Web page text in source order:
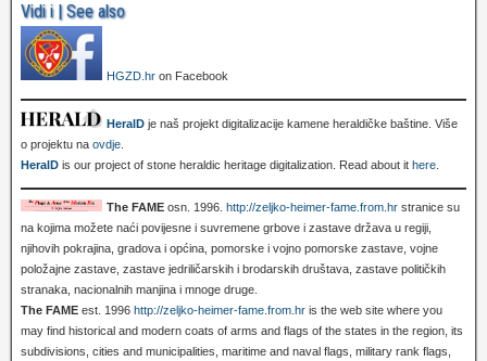
Vidi i | See also
HGZD.hr on Facebook
HeralD je naš projekt digitalizacije kamene heraldičke baštine. Više
o projektu na ovdje
HeralD is our project of stone heraldic heritage digitalization. Read about it here
The FAME osn. 1996. http://zeljko-heimer-fame.from.hr stranice su
na kojima možete naći povijesne i suvremene grbove i zastave država u regiji,
njihovih pokrajina, gradova i općina, pomorske i vojno pomorske zastave, vojne
položajne zastave, zastave jedriličarskih i brodarskih društava, zastave političkih
stranaka, nacionalnih manjina i mnoge druge.
The FAME est. 1996 http://zeljko-heimer-fame.from.hr is the web site where you
may find historical and modern coats of arms and flags of the states in the region, its
subdivisions, cities and municipalities, maritime and naval flags, military rank flags,